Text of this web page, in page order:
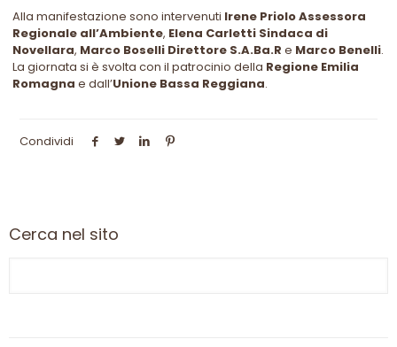
Alla manifestazione sono intervenuti Irene Priolo Assessora
Regionale all’Ambiente, Elena Carletti Sindaca di
Novellara, Marco Boselli Direttore S.A.Ba.R e Marco Benelli.
La giornata si è svolta con il patrocinio della Regione Emilia
Romagna e dall’Unione Bassa Reggiana.
Condividi
Cerca nel sito